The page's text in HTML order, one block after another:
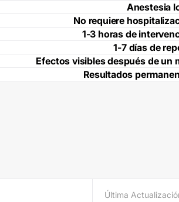
Anestesia
No requiere
1-3 horas de
1-7 días de
Efectos visibles después de un
Resultados
Última